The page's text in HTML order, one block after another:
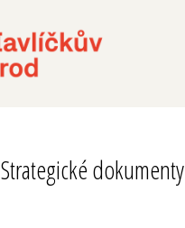
Strategické dokumenty